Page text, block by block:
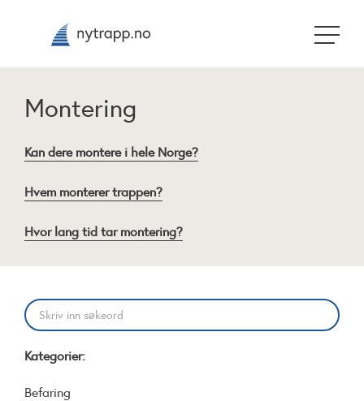
Montering
Kan dere montere i hele Norge?
Hvem monterer trappen?
Hvor lang tid tar montering?
Kategorier:
Befaring